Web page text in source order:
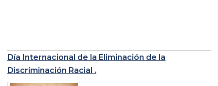
Día Internacional de la Eliminación de la
Discriminación Racial .